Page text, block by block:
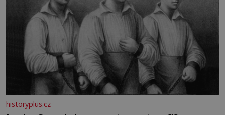
historyplus.cz